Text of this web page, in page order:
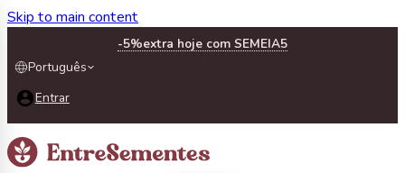
Skip to main content
-5%extra hoje com SEMEIA5
Português
Entrar